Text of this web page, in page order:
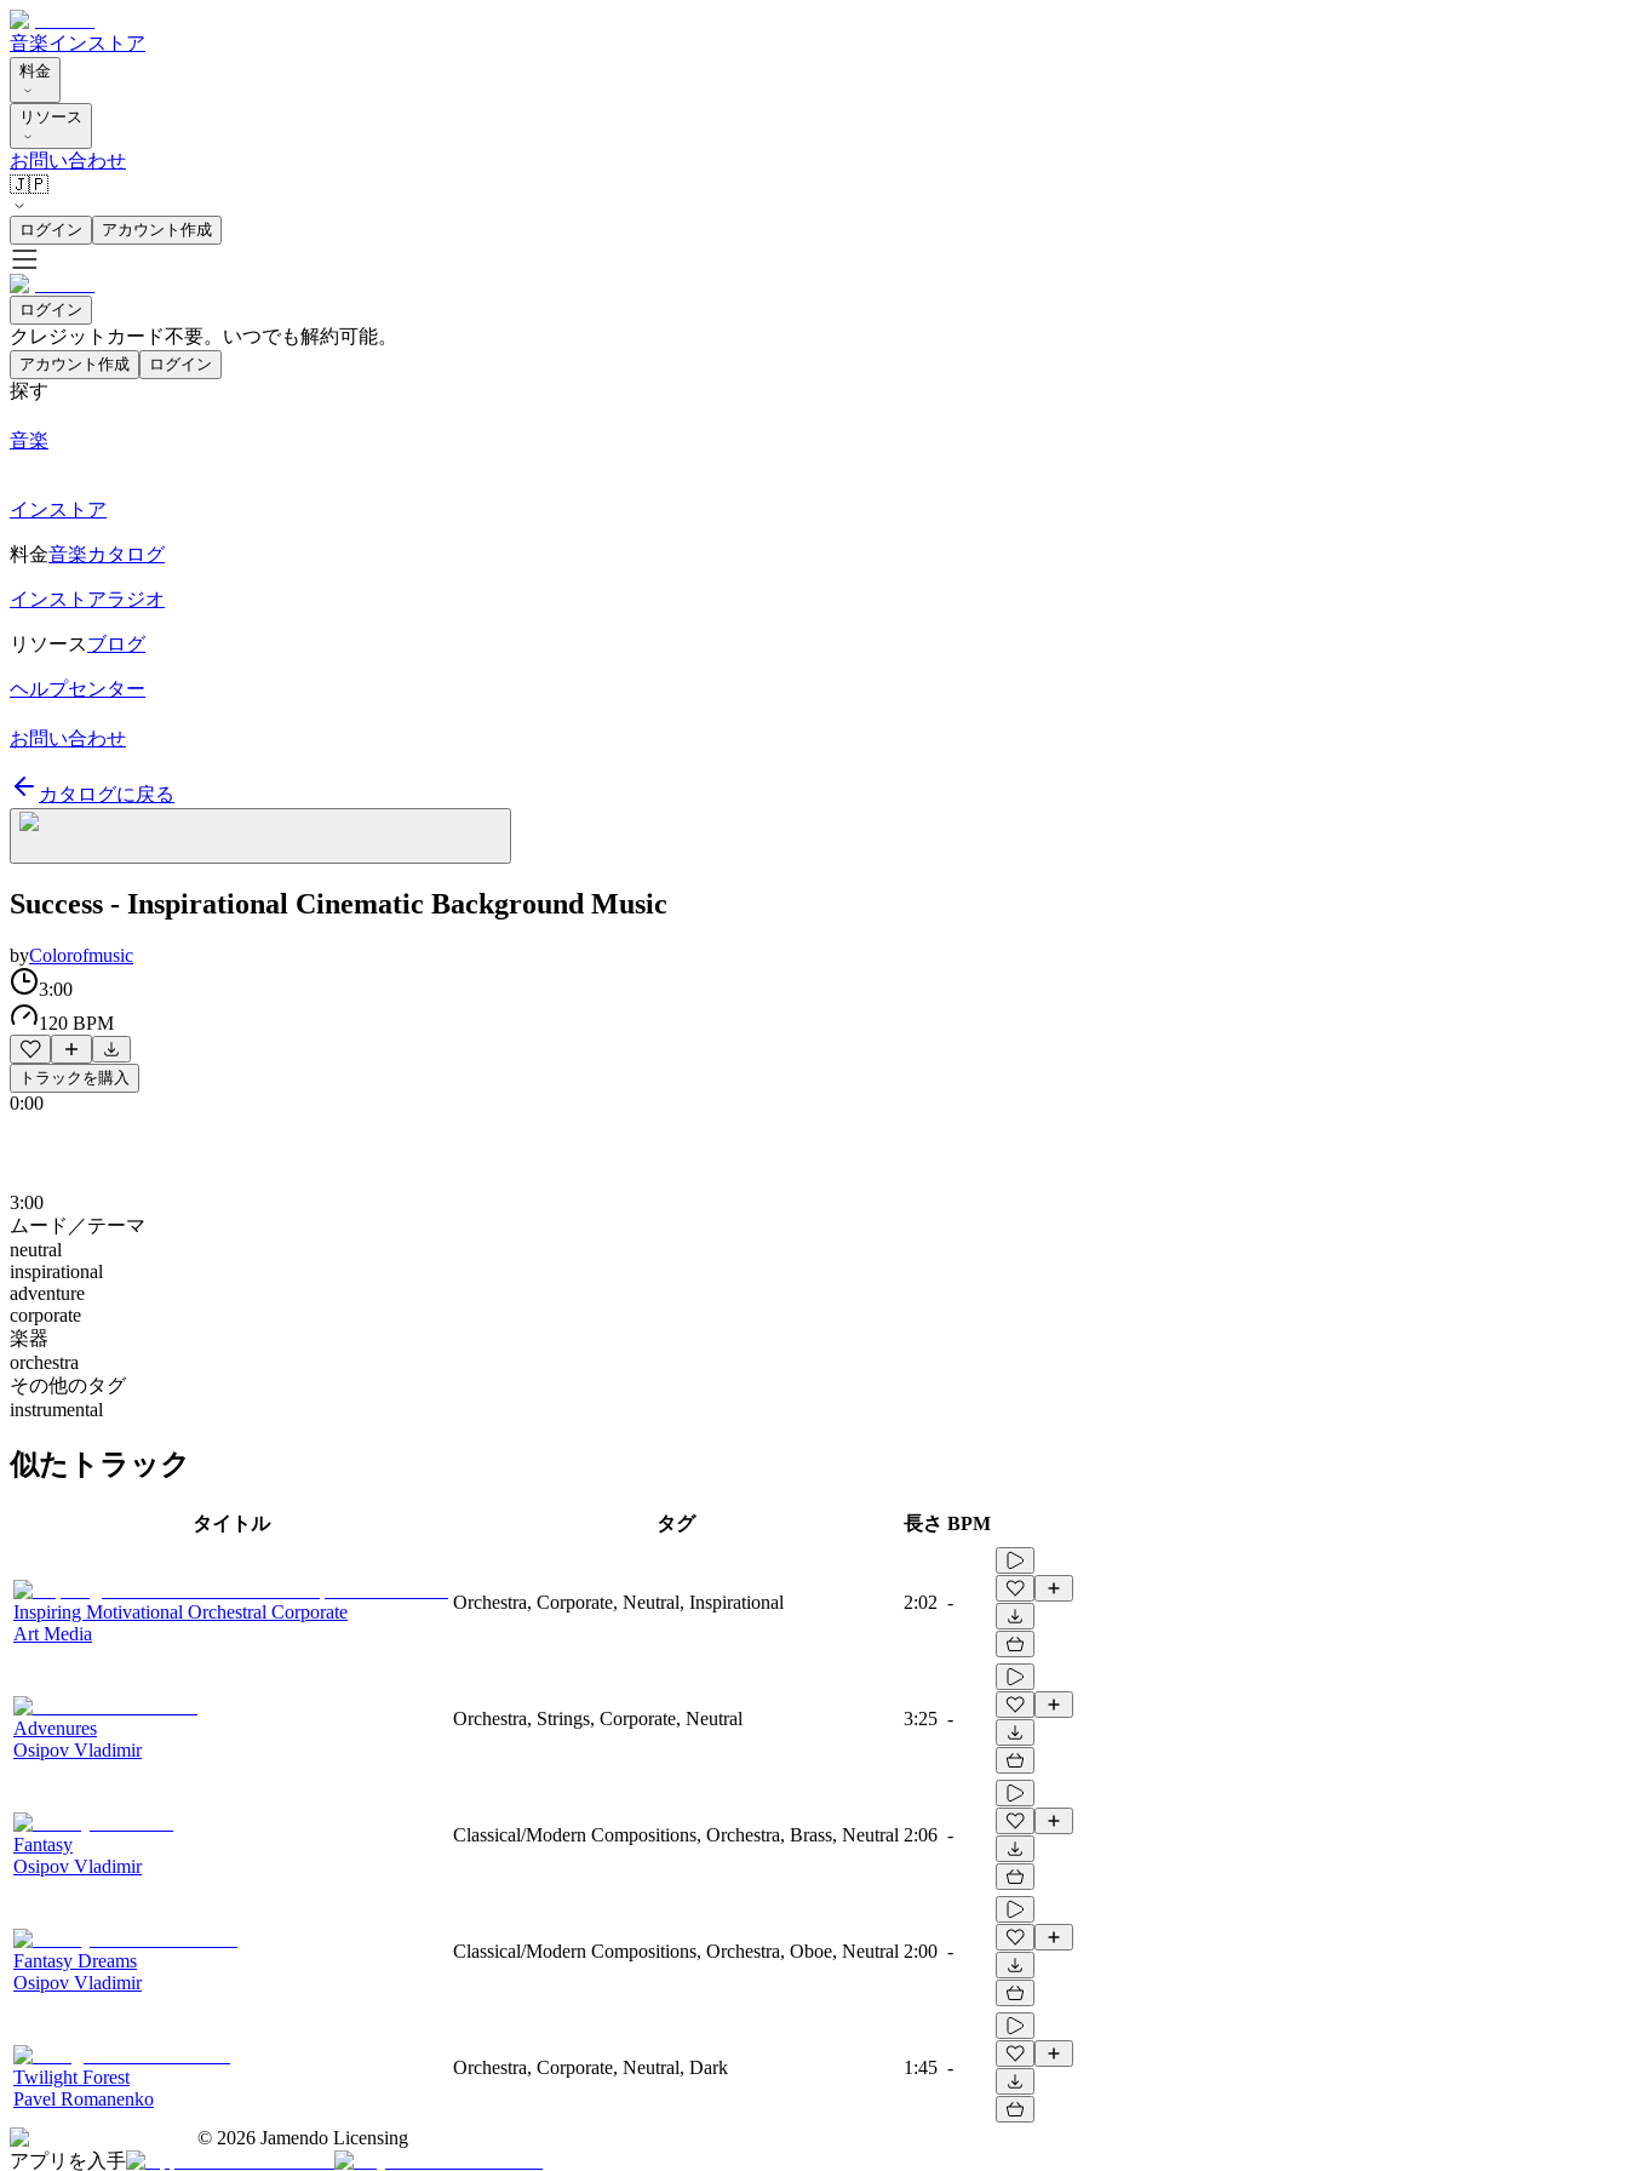
音楽インストア
料金
リソース
お問い合わせ
🇯🇵
ログイン アカウント作成
ログイン
クレジットカード不要。いつでも解約可能。
アカウント作成 ログイン
探す
音楽
インストア
料金音楽カタログ
インストアラジオ
リソースブログ
ヘルプセンター
お問い合わせ
カタログに戻る
Success - Inspirational Cinematic Background Music
byColorofmusic
3:00
120 BPM
トラックを購入
0:00
3:00
ムード／テーマ
neutral
inspirational
adventure
corporate
楽器
orchestra
その他のタグ
instrumental
似たトラック
タイトル タグ 長さ BPM
Inspiring Motivational Orchestral Corporate
Art Media
Orchestra, Corporate, Neutral, Inspirational 2:02 -
Advenures
Osipov Vladimir
Orchestra, Strings, Corporate, Neutral 3:25 -
Fantasy
Osipov Vladimir
Classical/Modern Compositions, Orchestra, Brass, Neutral 2:06 -
Fantasy Dreams
Osipov Vladimir
Classical/Modern Compositions, Orchestra, Oboe, Neutral 2:00 -
Twilight Forest
Pavel Romanenko
Orchestra, Corporate, Neutral, Dark 1:45 -
© 2026 Jamendo Licensing
アプリを入手